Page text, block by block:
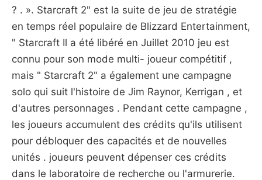
? . ». Starcraft 2" est la suite de jeu de stratégie
en temps réel populaire de Blizzard Entertainment,
" Starcraft Il a été libéré en Juillet 2010 jeu est
connu pour son mode multi- joueur compétitif ,
mais " Starcraft 2" a également une campagne
solo qui suit l'histoire de Jim Raynor, Kerrigan , et
d'autres personnages . Pendant cette campagne ,
les joueurs accumulent des crédits qu'ils utilisent
pour débloquer des capacités et de nouvelles
unités . joueurs peuvent dépenser ces crédits
dans le laboratoire de recherche ou l'armurerie.